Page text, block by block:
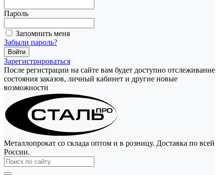
Пароль
Запомнить меня
Забыли пароль?
Зарегистрироваться
После регистрации на сайте вам будет доступно отслеживание
состояния заказов, личный кабинет и другие новые
возможности
Металлопрокат со склада оптом и в розницу. Доставка по всей
России.